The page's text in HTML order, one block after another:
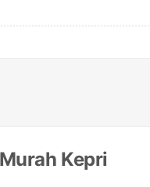
Kepri